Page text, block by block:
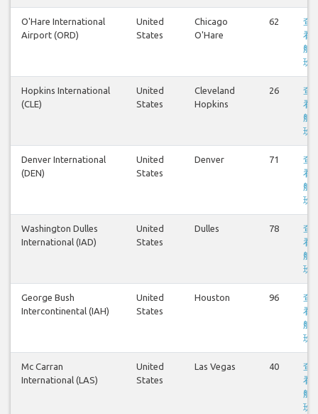
O'Hare International
Airport (ORD)
United
States
Chicago
O'Hare
62
查
看
航
班
Hopkins International
(CLE)
United
States
Cleveland
Hopkins
26
查
看
航
班
Denver International
(DEN)
United
States
Denver 71
查
看
航
班
Washington Dulles
International (IAD)
United
States
Dulles 78
查
看
航
班
George Bush
Intercontinental (IAH)
United
States
Houston 96
查
看
航
班
Mc Carran
International (LAS)
United
States
Las Vegas 40
查
看
航
班